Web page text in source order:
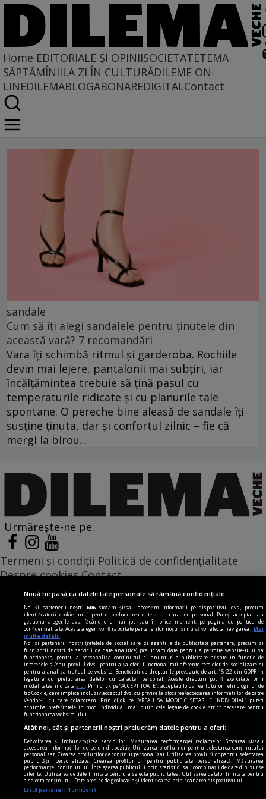
Home EDITORIALE ȘI OPINIISOCIETATETEMA
SĂPTĂMÎNIILA ZI ÎN CULTURĂDILEME ON-
LINEDILEMABLOGABONAREDIGITALContact
sandale
sandale
Cum să îți alegi sandalele pentru ținutele din
această vară? 7 recomandări
Vara îți schimbă ritmul și garderoba. Rochiile
devin mai lejere, pantalonii mai subțiri, iar
încălțămintea trebuie să țină pasul cu
temperaturile ridicate și cu planurile tale
spontane. O pereche bine aleasă de sandale îți
susține ținuta, dar și confortul zilnic – fie că
mergi la birou...
Urmărește-ne pe:
Termeni și condiții Politică de confidențialitate
Despre cookies Contact
Modifică preferințe pentru confidențialitate
© Toate drepturile rezervate Adevarul Holding 2026
Din rețeaua Adevărul Holding:
Adevarul.ro
Click.ro
ClickPoftaBuna.ro
ClickSanatate.ro
ClickPentruFemei.ro
DilemaVeche.ro
OkMagazine.ro
Historia.ro
Nouă ne pasă ca datele tale personale să rămână confidențiale
Noi și partenerii noștri606 stocăm și/sau accesăm informații pe dispozitivul dvs., precum
identificatorii cookie unici pentru prelucrarea datelor cu caracter personal. Puteți accepta sau
gestiona alegerile dvs. făcând clic mai jos sau în orice moment, pe pagina cu politica de
confidențialitate. Aceste alegeri vor fi raportate partenerilor noștri și nu vă vor afecta navigarea.
Mai
multe detalii
Noi si partenerii nostri (retelele de socializare si agentiile de publicitate partenere, precum si
furnizorii nostri de servicii de date analitice) prelucram date pentru a permite website-ului sa
functioneze, pentru a personaliza continutul si anunturile publicitare afisate in functie de
interesele si/sau profilul dvs., pentru a va oferi functionalitati aferente retelelor de socializare si
pentru a analiza traficul pe website. Beneficiati de drepturile prevazute de art. 15-22 din GDPR in
legatura cu prelucrarea datelor cu caracter personal. Aceste drepturi pot fi exercitate prin
modalitatea indicataaici
. Prin click pe “ACCEPT TOATE”, acceptati folosirea tuturor Tehnologiilor de
tip Cookie, care implica inclusiv acceptul dvs. cu privire la stocarea/accesarea informatiilor de catre
Vendor-ii cu care colaboram. Prin click pe “VREAU SA MODIFIC SETARILE INDIVIDUAL” puteti
schimba preferintele in mod individual, mai putin cele legate de cookie strict necesare pentru
functionarea website-ului.
Atât noi, cât și partenerii noștri prelucrăm datele pentru a oferi:
Dezvoltarea și îmbunătățirea serviciilor. Măsurarea performanței reclamelor. Stocarea și/sau
accesarea informațiilor de pe un dispozitiv. Utilizarea profilurilor pentru selectarea conținutului
personalizat. Crearea profilurilor de conținut personalizat. Utilizarea profilurilor pentru selectarea
publicității personalizate. Crearea profilurilor pentru publicitate personalizată. Măsurarea
performanței conținutului. Înțelegerea publicului prin statistici sau combinații de date din surse
diferite. Utilizarea de date limitate pentru a selecta publicitatea. Utilizarea datelor limitate pentru
a selecta conținutul. Date precise de geolocație și identificarea prin scanarea dispozitivului.
Listă parteneri (furnizori)